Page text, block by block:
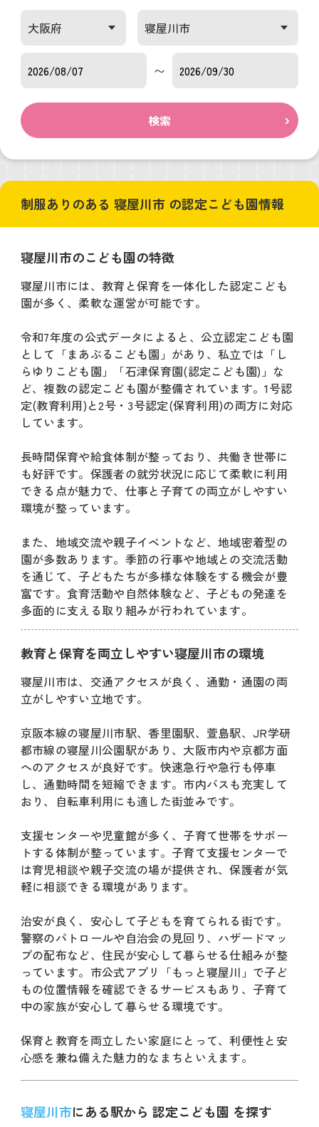
〜
検索
制服ありのある 寝屋川市 の認定こども園情報
寝屋川市のこども園の特徴
寝屋川市には、教育と保育を一体化した認定こども
園が多く、柔軟な運営が可能です。
令和7年度の公式データによると、公立認定こども園
として「まあぶるこども園」があり、私立では「し
らゆりこども園」「石津保育園(認定こども園)」な
ど、複数の認定こども園が整備されています。1号認
定(教育利用)と2号・3号認定(保育利用)の両方に対応
しています。
長時間保育や給食体制が整っており、共働き世帯に
も好評です。保護者の就労状況に応じて柔軟に利用
できる点が魅力で、仕事と子育ての両立がしやすい
環境が整っています。
また、地域交流や親子イベントなど、地域密着型の
園が多数あります。季節の行事や地域との交流活動
を通じて、子どもたちが多様な体験をする機会が豊
富です。食育活動や自然体験など、子どもの発達を
多面的に支える取り組みが行われています。
教育と保育を両立しやすい寝屋川市の環境
寝屋川市は、交通アクセスが良く、通勤・通園の両
立がしやすい立地です。
京阪本線の寝屋川市駅、香里園駅、萱島駅、JR学研
都市線の寝屋川公園駅があり、大阪市内や京都方面
へのアクセスが良好です。快速急行や急行も停車
し、通勤時間を短縮できます。市内バスも充実して
おり、自転車利用にも適した街並みです。
支援センターや児童館が多く、子育て世帯をサポー
トする体制が整っています。子育て支援センターで
は育児相談や親子交流の場が提供され、保護者が気
軽に相談できる環境があります。
治安が良く、安心して子どもを育てられる街です。
警察のパトロールや自治会の見回り、ハザードマッ
プの配布など、住民が安心して暮らせる仕組みが整
っています。市公式アプリ「もっと寝屋川」で子ど
もの位置情報を確認できるサービスもあり、子育て
中の家族が安心して暮らせる環境です。
保育と教育を両立したい家庭にとって、利便性と安
心感を兼ね備えた魅力的なまちといえます。
寝屋川市にある駅から 認定こども園 を探す